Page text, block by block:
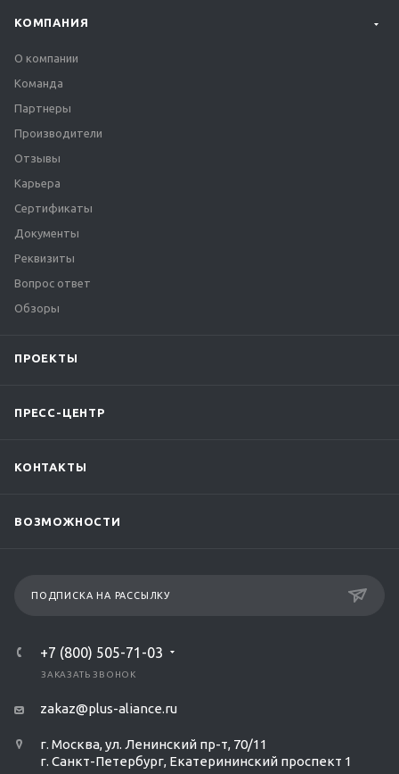
КОМПАНИЯ
О компании
Команда
Партнеры
Производители
Отзывы
Карьера
Сертификаты
Документы
Реквизиты
Вопрос ответ
Обзоры
ПРОЕКТЫ
ПРЕСС-ЦЕНТР
КОНТАКТЫ
ВОЗМОЖНОСТИ
ПОДПИСКА НА РАССЫЛКУ
+7 (800) 505-71-03
ЗАКАЗАТЬ ЗВОНОК
zakaz@plus-aliance.ru
г. Москва, ул. Ленинский пр-т, 70/11
г. Санкт-Петербург, Екатерининский проспект 1